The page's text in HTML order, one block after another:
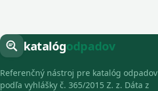
katalógodpadov
Referenčný nástroj pre katalóg odpadov
podľa vyhlášky č. 365/2015 Z. z. Dáta z